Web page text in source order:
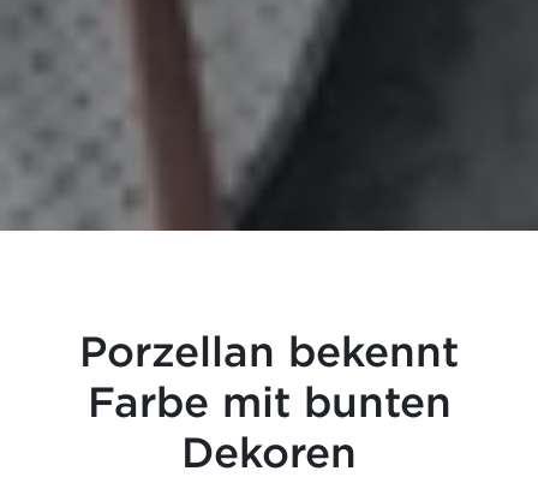
Porzellan bekennt
Farbe mit bunten
Dekoren